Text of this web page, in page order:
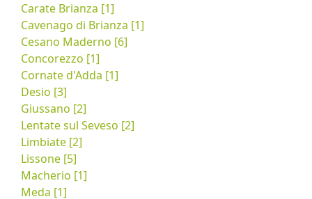
Carate Brianza [1]
Cavenago di Brianza [1]
Cesano Maderno [6]
Concorezzo [1]
Cornate d'Adda [1]
Desio [3]
Giussano [2]
Lentate sul Seveso [2]
Limbiate [2]
Lissone [5]
Macherio [1]
Meda [1]